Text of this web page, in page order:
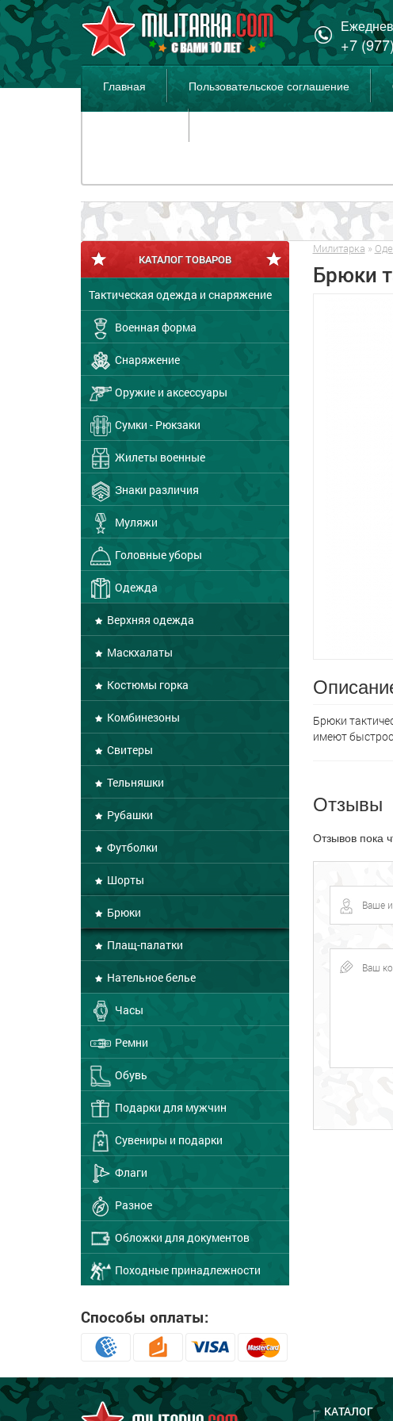
+7
Главная Пользовательское соглашение
КАТАЛОГ ТОВАРОВ
Тактическая одежда и снаряжение
Военная форма
Снаряжение
Оружие и аксессуары
Сумки - Рюкзаки
Жилеты военные
Знаки различия
Муляжи
Головные уборы
Одежда
Верхняя одежда
Маскхалаты
Костюмы горка
Комбинезоны
Свитеры
Тельняшки
Рубашки
Футболки
Шорты
Брюки
Плащ-палатки
Нательное белье
Часы
Ремни
Обувь
Подарки для мужчин
Сувениры и подарки
Флаги
Разное
Обложки для документов
Походные принадлежности
Способы оплаты:
Милитарка »
Брюки
Брюки
имеют
Отзывы
Отзывов пока
КАТАЛОГ